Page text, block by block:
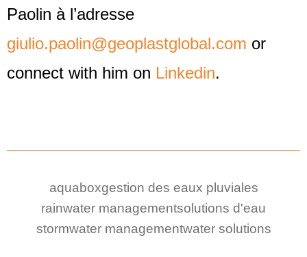
Paolin à l’adresse
giulio.paolin@geoplastglobal.com or
connect with him on Linkedin.
aquaboxgestion des eaux pluviales
rainwater managementsolutions d'eau
stormwater managementwater solutions